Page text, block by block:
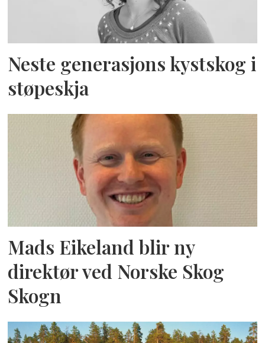
Neste generasjons kystskog i
støpeskja
Mads Eikeland blir ny
direktør ved Norske Skog
Skogn